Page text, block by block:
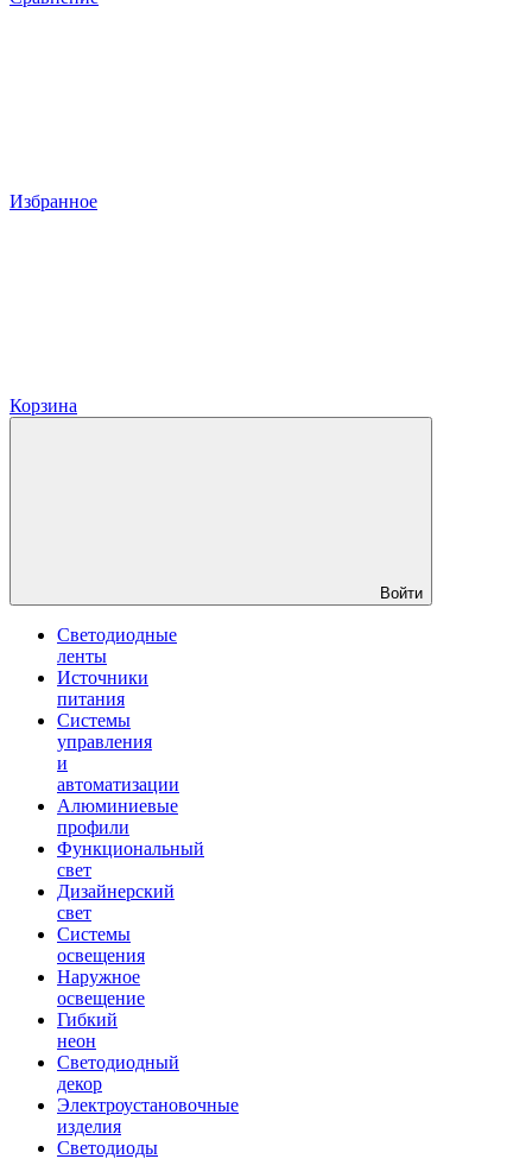
Избранное
Корзина
Войти
Светодиодные
ленты
Источники
питания
Системы
управления
и
автоматизации
Алюминиевые
профили
Функциональный
свет
Дизайнерский
свет
Системы
освещения
Наружное
освещение
Гибкий
неон
Светодиодный
декор
Электроустановочные
изделия
Светодиоды